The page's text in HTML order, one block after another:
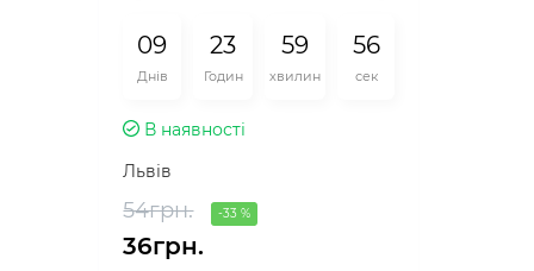
09
Днів
23
Годин
59
хвилин
55
сек
В наявності
Львів
54грн. -33 %
36грн.